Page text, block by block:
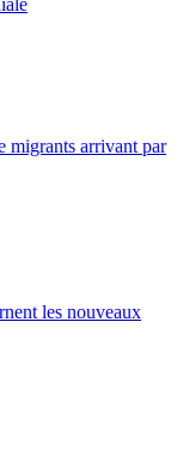
migrants arrivant par
les nouveaux